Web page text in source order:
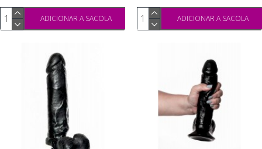
ADICIONAR A SACOLA ADICIONAR A SACOLA